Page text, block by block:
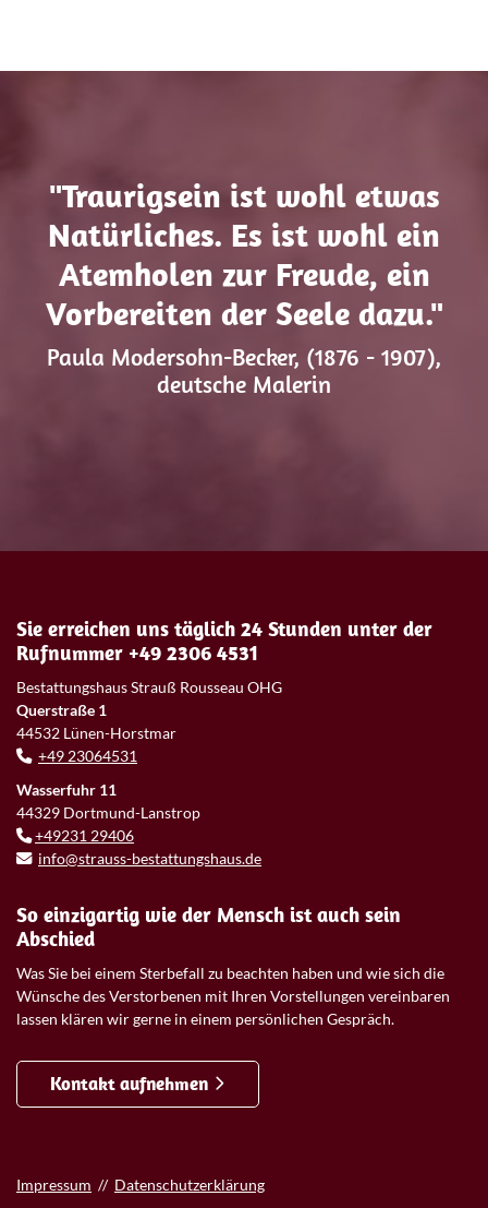
"Traurigsein ist wohl etwas
Natürliches. Es ist wohl ein
Atemholen zur Freude, ein
Vorbereiten der Seele dazu."
Paula Modersohn-Becker, (1876 - 1907),
deutsche Malerin
Sie erreichen uns täglich 24 Stunden unter der
Rufnummer +49 2306 4531
Bestattungshaus Strauß Rousseau OHG
Querstraße 1
44532 Lünen-Horstmar
+49 23064531
Wasserfuhr 11
44329 Dortmund-Lanstrop
+49231 29406
info@strauss-bestattungshaus.de
So einzigartig wie der Mensch ist auch sein
Abschied
Was Sie bei einem Sterbefall zu beachten haben und wie sich die
Wünsche des Verstorbenen mit Ihren Vorstellungen vereinbaren
lassen klären wir gerne in einem persönlichen Gespräch.
Kontakt aufnehmen
Impressum // Datenschutzerklärung